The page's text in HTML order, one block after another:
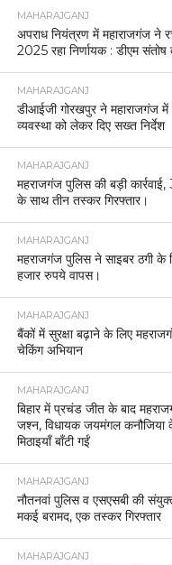
MAHARAJGANJ
अपराध नियंत्रण में महाराजगंज ने
2025 रहा निर्णायक : डीएम संतोष
MAHARAJGANJ
डीआईजी गोरखपुर ने महाराजगंज में
व्यवस्था को लेकर दिए सख्त निर्देश
MAHARAJGANJ
महराजगंज पुलिस की बड़ी
के साथ तीन तस्कर गिरफ्तार।
MAHARAJGANJ
महराजगंज पुलिस ने साइबर ठगी के
हजार रुपये वापस।
MAHARAJGANJ
बैंकों में सुरक्षा बढ़ाने के लिए
चेकिंग अभियान
MAHARAJGANJ
बिहार में प्रचंड जीत के बाद
जश्न, विधायक जयमंगल
मिठाइयाँ बाँटी गईं
MAHARAJGANJ
नौतनवां पुलिस व एसएसबी की संयुक्त
मकई बरामद, एक तस्कर गिरफ्तार
MAHARAJGANJ